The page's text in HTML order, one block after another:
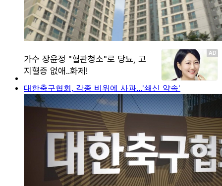
대한축구협회, 각종 비위에 사과…'쇄신 약속'